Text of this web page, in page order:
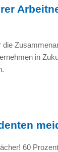
die
in
60